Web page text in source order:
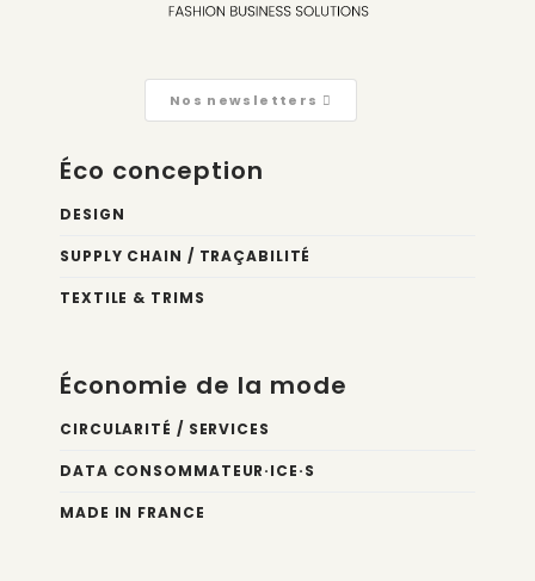
Nos newsletters
Éco conception
DESIGN
SUPPLY CHAIN / TRAÇABILITÉ
TEXTILE & TRIMS
Économie de la mode
CIRCULARITÉ / SERVICES
DATA CONSOMMATEUR·ICE·S
MADE IN FRANCE